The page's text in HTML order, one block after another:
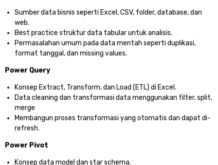
Sumber data bisnis seperti Excel, CSV, folder, database, dan
web.
Best practice struktur data tabular untuk analisis.
Permasalahan umum pada data mentah seperti duplikasi,
format tanggal, dan missing values.
Power Query
Konsep Extract, Transform, dan Load (ETL) di Excel.
Data cleaning dan transformasi data menggunakan filter, split,
merge
Membangun proses transformasi yang otomatis dan dapat di-
refresh.
Power Pivot
Konsep data model dan star schema.